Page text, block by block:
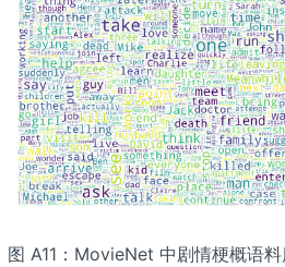
图 A11：MovieNet 中剧情梗概语料